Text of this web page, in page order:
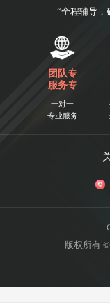
“全程辅导，
团队专
服务专
一对一
专业服务
版权所有